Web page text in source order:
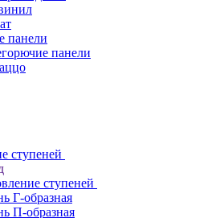
панели
панели
ступеней
ступеней
Г-образная
П-образная